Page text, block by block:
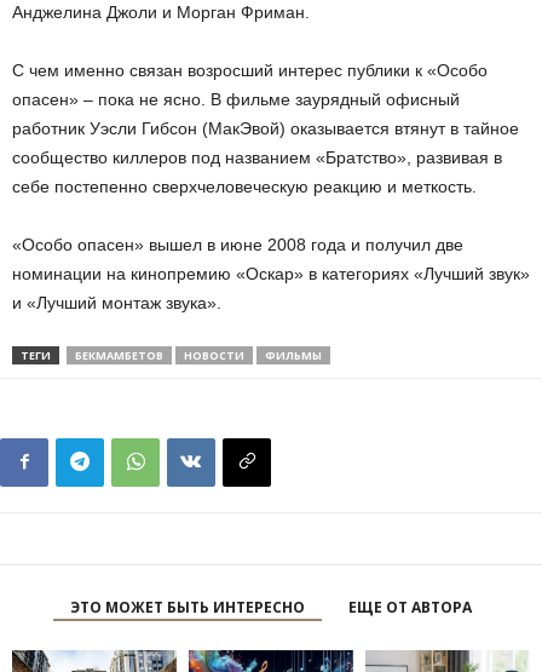
Анджелина Джоли и Морган Фриман.
С чем именно связан возросший интерес публики к «Особо
опасен» – пока не ясно. В фильме заурядный офисный
работник Уэсли Гибсон (МакЭвой) оказывается втянут в тайное
сообщество киллеров под названием «Братство», развивая в
себе постепенно сверхчеловеческую реакцию и меткость.
«Особо опасен» вышел в июне 2008 года и получил две
номинации на кинопремию «Оскар» в категориях «Лучший звук»
и «Лучший монтаж звука».
ТЕГИ БЕКМАМБЕТОВ НОВОСТИ ФИЛЬМЫ
ЭТО МОЖЕТ БЫТЬ ИНТЕРЕСНО ЕЩЕ ОТ АВТОРА